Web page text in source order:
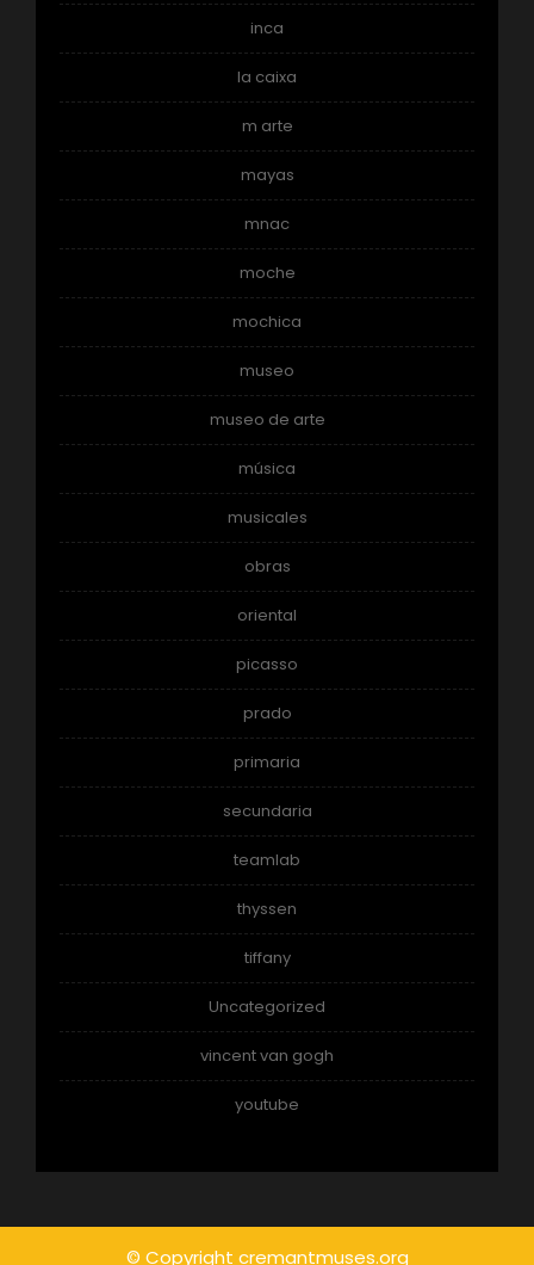
inca
la caixa
m arte
mayas
mnac
moche
mochica
museo
museo de arte
música
musicales
obras
oriental
picasso
prado
primaria
secundaria
teamlab
thyssen
tiffany
Uncategorized
vincent van gogh
youtube
© Copyright cremantmuses.org